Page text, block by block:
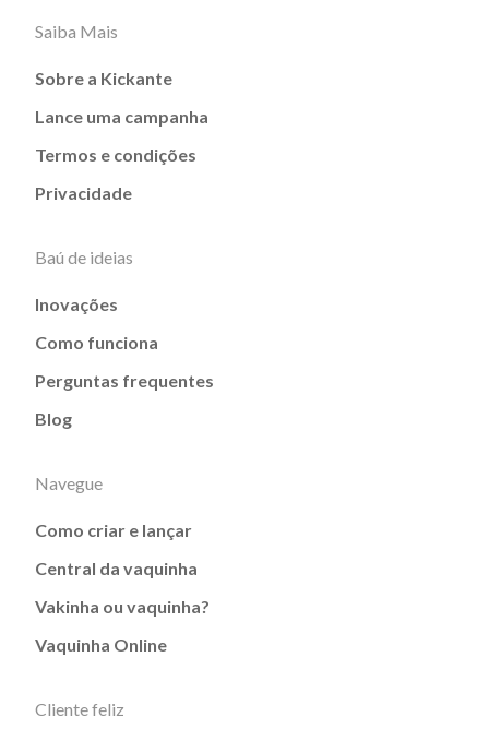
Saiba Mais
Sobre a Kickante
Lance uma campanha
Termos e condições
Privacidade
Baú de ideias
Inovações
Como funciona
Perguntas frequentes
Blog
Navegue
Como criar e lançar
Central da vaquinha
Vakinha ou vaquinha?
Vaquinha Online
Cliente feliz